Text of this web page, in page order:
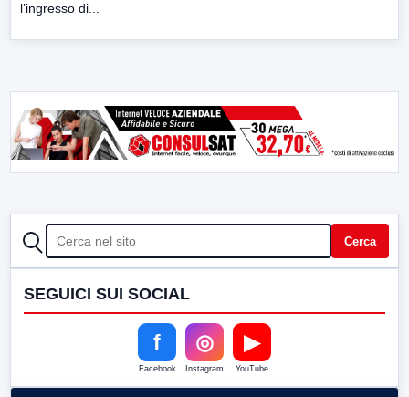
l’ingresso di...
CERCA Cerca
SEGUICI SUI SOCIAL
f
Facebook
◎
Instagram
▶
YouTube